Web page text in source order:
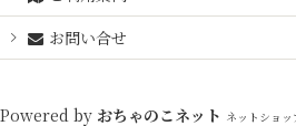
お問い合せ
Powered by おちゃのこネット ネットショ